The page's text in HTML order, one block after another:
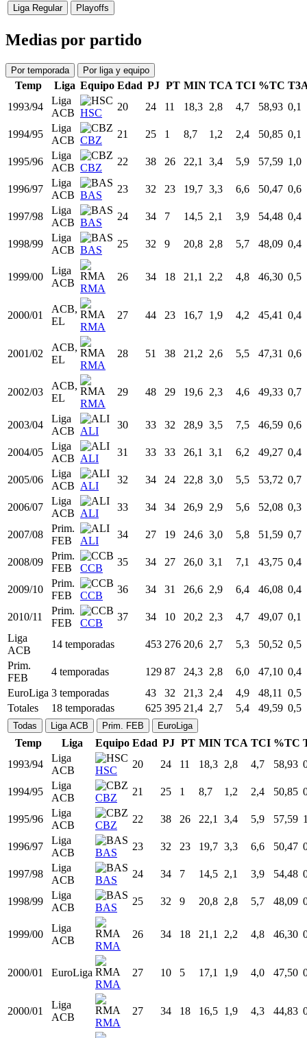
Estadísticas Partidos Fraccionadas
Liga Regular Playoffs
Medias por partido
Por temporada Por liga y equipo
Temp Liga Equipo Edad PJ PT MIN TCA TCI %TC
1993/94
Liga
ACB HSC
20 24 11 18,3 2,8 4,7 58,93 0,1
1994/95
Liga
ACB CBZ
21 25 1 8,7 1,2 2,4 50,85 0,1
1995/96
Liga
ACB CBZ
22 38 26 22,1 3,4 5,9 57,59 1,0
ACB BAS
Liga
BAS
1998/99
Liga
ACB
BAS
25 32 9 20,8 2,8 5,7 48,09 0,4
1999/00
Liga
ACB
RMA
26 34 18 21,1 2,2 4,8 46,30 0,5
2000/01
ACB,
EL
RMA
27 44 23 16,7 1,9 4,2 45,41 0,4
ACB,
EL
RMA
2002/03
ACB,
EL
RMA
29 48 29 19,6 2,3 4,6 49,33 0,7
2003/04
Liga
ACB
ALI
30 33 32 28,9 3,5 7,5 46,59 0,6
2004/05
Liga
ACB
ALI
31 33 33 26,1 3,1 6,2 49,27 0,4
2005/06
Liga
ACB
ALI
32 34 24 22,8 3,0 5,5 53,72 0,7
2006/07
Liga
ACB
ALI
33 34 34 26,9 2,9 5,6 52,08 0,3
2007/08
Prim.
FEB
ALI
27 19 24,6 3,0 5,8 51,59 0,7
2008/09
Prim.
FEB
CCB
34 27 26,0 3,1 7,1 43,75 0,4
2009/10
Prim.
FEB
CCB
34 31 26,6 2,9 6,4 46,08 0,4
2010/11
Prim.
FEB
CCB
37 10 20,2
Liga
ACB
14 temporadas
FEB
4 temporadas
3 temporadas
Totales
18 temporadas 625 395 21,4 2,7 5,4 49,59 0,5
Liga ACB Prim. FEB
Temp Liga Equipo Edad PJ PT MIN TCA TCI %TC
1993/94
Liga
ACB
HSC
20 24 11 18,3 2,8 4,7 58,93
1994/95
Liga
ACB
CBZ
21 25 1 8,7 1,2 2,4 50,85
1995/96
Liga
ACB
CBZ
22 38 26 22,1 3,4 5,9 57,59
BAS
Liga
BAS
1998/99
Liga
ACB
BAS
25 32 9 20,8 2,8 5,7 48,09